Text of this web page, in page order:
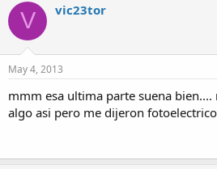
V vic23tor
May 4, 2013
mmm esa ultima parte suena
algo asi pero me dijeron